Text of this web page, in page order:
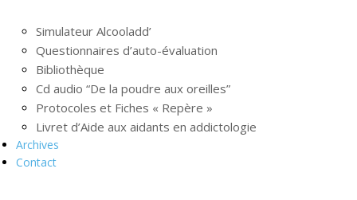
Simulateur Alcooladd’
Questionnaires d’auto-évaluation
Bibliothèque
Cd audio “De la poudre aux oreilles”
Protocoles et Fiches « Repère »
Livret d’Aide aux aidants en addictologie
Archives
Contact